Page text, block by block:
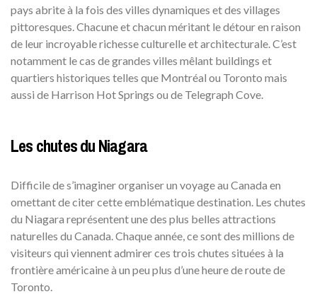
pays abrite à la fois des villes dynamiques et des villages
pittoresques. Chacune et chacun méritant le détour en raison
de leur incroyable richesse culturelle et architecturale. C’est
notamment le cas de grandes villes mêlant buildings et
quartiers historiques telles que Montréal ou Toronto mais
aussi de Harrison Hot Springs ou de Telegraph Cove.
Les chutes du Niagara
Difficile de s’imaginer organiser un voyage au Canada en
omettant de citer cette emblématique destination. Les chutes
du Niagara représentent une des plus belles attractions
naturelles du Canada. Chaque année, ce sont des millions de
visiteurs qui viennent admirer ces trois chutes situées à la
frontière américaine à un peu plus d’une heure de route de
Toronto.